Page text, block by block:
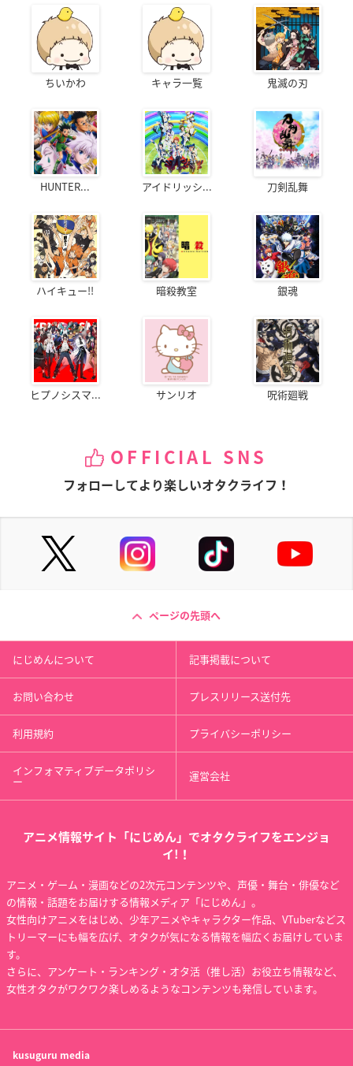
ちいかわ キャラ一覧 鬼滅の刃
HUNTER... アイドリッシ... 刀剣乱舞
ハイキュー!! 暗殺教室 銀魂
ヒプノシスマ... サンリオ 呪術廻戦
OFFICIAL SNS
フォローしてより楽しいオタクライフ！
ページの先頭へ
にじめんについて 記事掲載について
お問い合わせ プレスリリース送付先
利用規約 プライバシーポリシー
インフォマティブデータポリシ
ー 運営会社
アニメ情報サイト「にじめん」でオタクライフをエンジョ
イ!！
アニメ・ゲーム・漫画などの2次元コンテンツや、声優・舞台・俳優など
の情報・話題をお届けする情報メディア「にじめん」。
女性向けアニメをはじめ、少年アニメやキャラクター作品、VTuberなどス
トリーマーにも幅を広げ、オタクが気になる情報を幅広くお届けしていま
す。
さらに、アンケート・ランキング・オタ活（推し活）お役立ち情報など、
女性オタクがワクワク楽しめるようなコンテンツも発信しています。
kusuguru media